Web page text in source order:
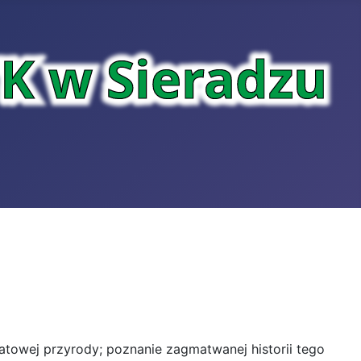
przyrody; poznanie zagmatwanej historii tego